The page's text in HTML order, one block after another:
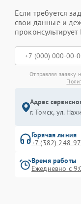
Если требуется
свои данные и
проконсультирует
Отправляя заявку
Адрес
г. Томск, ул.
Горячая линия
+7 (382) 248-
Время работы
Ежедневно с